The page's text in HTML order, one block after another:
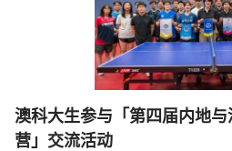
澳科大生参与「第四届内地
营」交流活动